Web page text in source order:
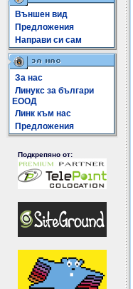
Външен вид
Предложения
Направи си сам
За нас
Линукс за българи
ЕООД
Линк към нас
Предложения
Подкрепяно от: